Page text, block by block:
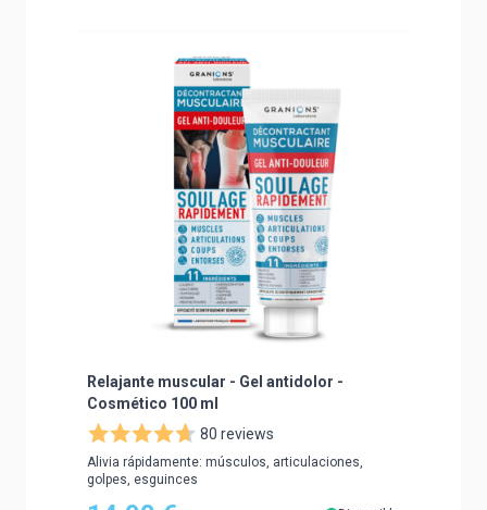
Relajante muscular - Gel antidolor -
Cosmético 100 ml
80 reviews
Alivia rápidamente: músculos, articulaciones,
golpes, esguinces